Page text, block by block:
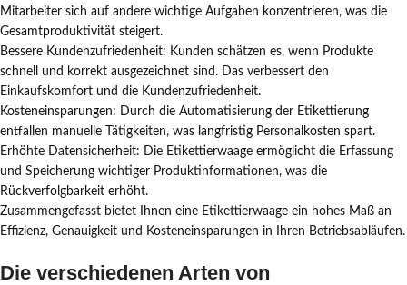
Mitarbeiter sich auf andere wichtige Aufgaben konzentrieren, was die
Gesamtproduktivität steigert.
Bessere Kundenzufriedenheit: Kunden schätzen es, wenn Produkte
schnell und korrekt ausgezeichnet sind. Das verbessert den
Einkaufskomfort und die Kundenzufriedenheit.
Kosteneinsparungen: Durch die Automatisierung der Etikettierung
entfallen manuelle Tätigkeiten, was langfristig Personalkosten spart.
Erhöhte Datensicherheit: Die Etikettierwaage ermöglicht die Erfassung
und Speicherung wichtiger Produktinformationen, was die
Rückverfolgbarkeit erhöht.
Zusammengefasst bietet Ihnen eine Etikettierwaage ein hohes Maß an
Effizienz, Genauigkeit und Kosteneinsparungen in Ihren Betriebsabläufen.
Die verschiedenen Arten von